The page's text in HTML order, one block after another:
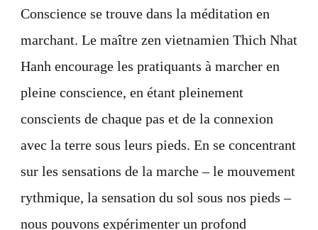
Conscience se trouve dans la méditation en
marchant. Le maître zen vietnamien Thich Nhat
Hanh encourage les pratiquants à marcher en
pleine conscience, en étant pleinement
conscients de chaque pas et de la connexion
avec la terre sous leurs pieds. En se concentrant
sur les sensations de la marche – le mouvement
rythmique, la sensation du sol sous nos pieds –
nous pouvons expérimenter un profond